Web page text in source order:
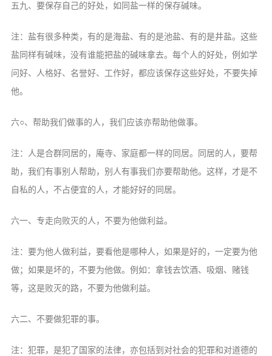
五九、要保存自己的好处，如同盐一样的保存碱味。
注：盐有很多种类，有的是海盐、有的是池盐、有的是井盐。这些
盐同样有碱味，没有谁能把盐的碱味拿去。每个人的好处，例如学
问好、人格好、名誉好、工作好，都应该保存这些好处，不要失掉
他。
六○、帮助我们做事的人，我们应该亦帮助他做事。
注：人是合群同居的，庵寺、家庭都一样的同居。同居的人，要帮
助，我们有事别人帮助，别人有事我们亦要帮助他。这样，才是不
自私的人，不占便宜的人，才能好好的同居。
六一、专走向败灭的人，不要为他做利益。
注：要为他人做利益，要看他是哪种人，如果是好的，一定要为他
做；如果是坏的，不要为他做。例如：拿钱去饮酒、吸烟、赌钱
等，这是败灭的路，不要为他做利益。
六二、不要做犯罪的事。
注：犯罪，是犯了国家的法律，亦包括到对社会的犯罪和对道德的